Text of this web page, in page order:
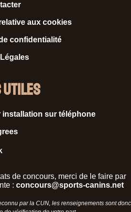
aux cookies
confidentialité
utiles
installation sur téléphone
de concours, merci de le faire par
: concours@sports-canins.net
par la CUN, les renseignements sont donc